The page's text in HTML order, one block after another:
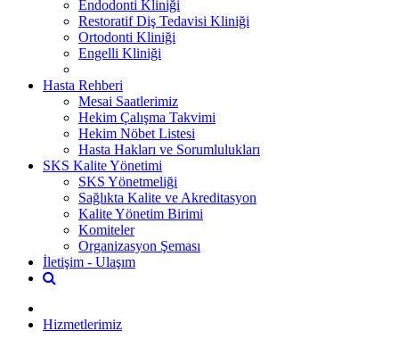
Endodonti Kliniği
Restoratif Diş Tedavisi Kliniği
Ortodonti Kliniği
Engelli Kliniği
Hasta Rehberi
Mesai Saatlerimiz
Hekim Çalışma Takvimi
Hekim Nöbet Listesi
Hasta Hakları ve Sorumlulukları
SKS Kalite Yönetimi
SKS Yönetmeliği
Sağlıkta Kalite ve Akreditasyon
Kalite Yönetim Birimi
Komiteler
Organizasyon Şeması
İletişim - Ulaşım
Hizmetlerimiz